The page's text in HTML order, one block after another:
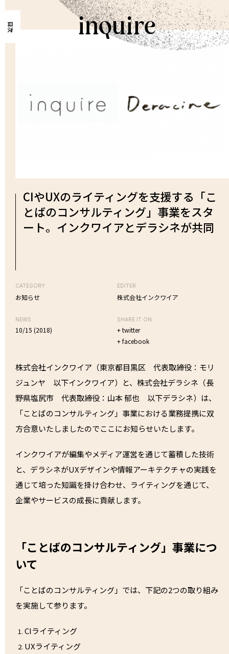
目次
CIやUXのライティングを支援する「こ
とばのコンサルティング」事業をスタ
ート。インクワイアとデラシネが共同
CATEGORY
お知らせ
EDITER
株式会社インクワイア
NEWS
10/15 (2018)
SHARE IT ON
+ twitter
+ facebook
株式会社インクワイア（東京都目黒区 代表取締役：モリ
ジュンヤ 以下インクワイア）と、株式会社デラシネ（長
野県塩尻市 代表取締役：山本 郁也 以下デラシネ）は、
「ことばのコンサルティング」事業における業務提携に双
方合意いたしましたのでここにお知らせいたします。
インクワイアが編集やメディア運営を通じて蓄積した技術
と、デラシネがUXデザインや情報アーキテクチャの実践を
通じて培った知識を掛け合わせ、ライティングを通じて、
企業やサービスの成長に貢献します。
「ことばのコンサルティング」事業につ
いて
「ことばのコンサルティング」では、下記の2つの取り組み
を実施して参ります。
CIライティング
UXライティング